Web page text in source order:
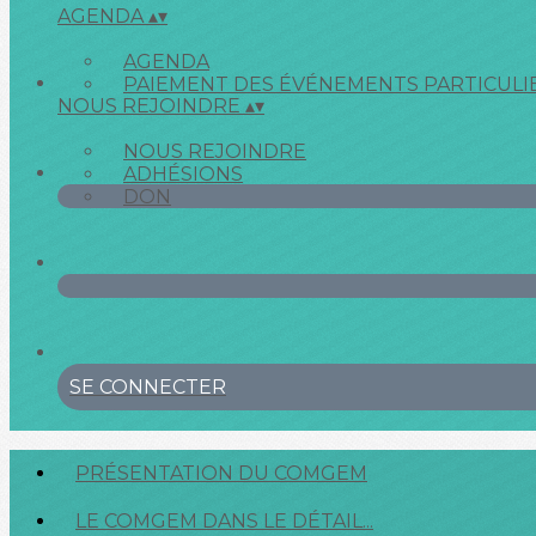
AGENDA▴▾
AGENDA
PAIEMENT DES ÉVÉNEMENTS
NOUS REJOINDRE ▴▾
NOUS REJOINDRE
ADHÉSIONS
DON
SE CONNECTER
PRÉSENTATION DU COMGEM
LE COMGEM DANS LE DÉTAIL...